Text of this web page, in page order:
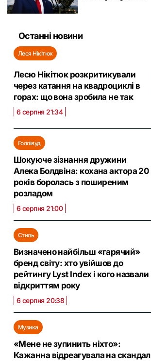
Останні новини
Леся Нікітюк
Лесю Нікітюк розкритикували
через катання на квадроциклі в
горах: що вона зробила не так
6 серпня 21:34
Голлівуд
Шокуюче зізнання дружини
Алека Болдвіна: кохана актора 20
років боролась з поширеним
розладом
6 серпня 21:00
Стиль
Визначено найбільш «гарячий»
бренд світу: хто увійшов до
рейтингу Lyst Index і кого назвали
відкриттям року
6 серпня 20:38
Музика
«Мене не зупинить ніхто»:
Кажанна відреагувала на скандал